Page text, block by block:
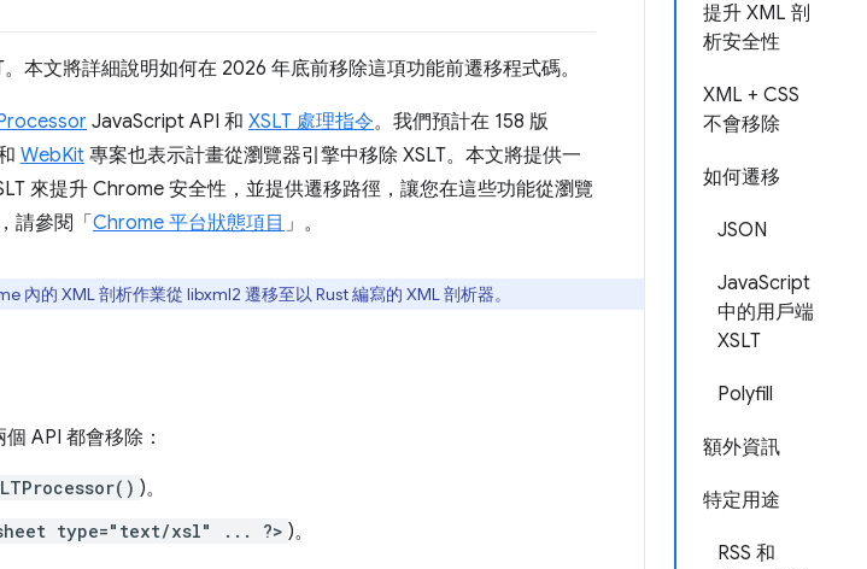
提升 XML 剖
析安全性
XML + CSS
不會移除
如何遷移
JSON
JavaScript
中的用戶端
XSLT
Polyfill
額外資訊
特定用途
RSS 和
本文將詳細說明如何在 2026 年底前移除這項功能前遷移程式碼。
JavaScript API 和 XSLT 處理指令。我們預計在 158 版
WebKit 專案也表示計畫從瀏覽器引擎中移除 XSLT。本文將提供一
來提升 Chrome 安全性，並提供遷移路徑，讓您在這些功能從瀏覽
請參閱「 Chrome 平台狀態項目 」。
內的 XML 剖析作業從 libxml2 遷移至以 Rust 編寫的 XML 剖析器。
API 都會移除：
)。
type="text/xsl" ... ?> )。